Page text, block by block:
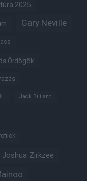
2025
Gary Neville
Ördögök
Jack Butland
Joshua Zirkzee